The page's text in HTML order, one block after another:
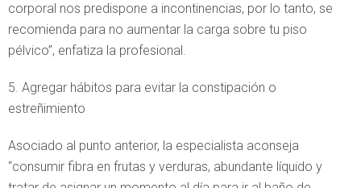
corporal nos predispone a incontinencias, por lo tanto, se
recomienda para no aumentar la carga sobre tu piso
pélvico”, enfatiza la profesional.
5. Agregar hábitos para evitar la constipación o
estreñimiento
Asociado al punto anterior, la especialista aconseja
“consumir fibra en frutas y verduras, abundante líquido y